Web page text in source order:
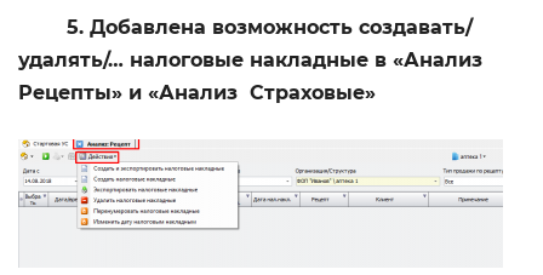
5. Добавлена возможность создавать/
удалять/… налоговые накладные в «Анализ
Рецепты» и «Анализ Страховые»